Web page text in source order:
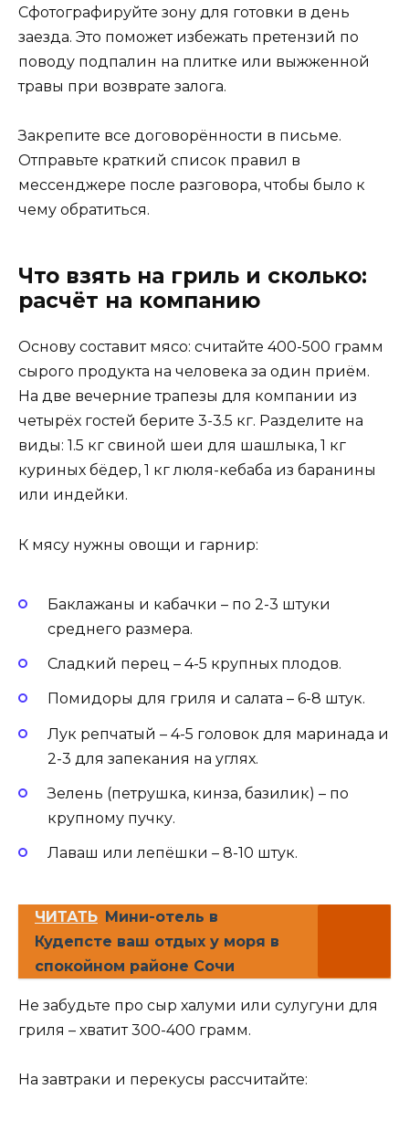
Сфотографируйте зону для готовки в день
заезда. Это поможет избежать претензий по
поводу подпалин на плитке или выжженной
травы при возврате залога.
Закрепите все договорённости в письме.
Отправьте краткий список правил в
мессенджере после разговора, чтобы было к
чему обратиться.
Что взять на гриль и сколько:
расчёт на компанию
Основу составит мясо: считайте 400-500 грамм
сырого продукта на человека за один приём.
На две вечерние трапезы для компании из
четырёх гостей берите 3-3.5 кг. Разделите на
виды: 1.5 кг свиной шеи для шашлыка, 1 кг
куриных бёдер, 1 кг люля-кебаба из баранины
или индейки.
К мясу нужны овощи и гарнир:
Баклажаны и кабачки – по 2-3 штуки
среднего размера.
Сладкий перец – 4-5 крупных плодов.
Помидоры для гриля и салата – 6-8 штук.
Лук репчатый – 4-5 головок для маринада и
2-3 для запекания на углях.
Зелень (петрушка, кинза, базилик) – по
крупному пучку.
Лаваш или лепёшки – 8-10 штук.
ЧИТАТЬ Мини-отель в
Кудепсте ваш отдых у моря в
спокойном районе Сочи
Не забудьте про сыр халуми или сулугуни для
гриля – хватит 300-400 грамм.
На завтраки и перекусы рассчитайте: